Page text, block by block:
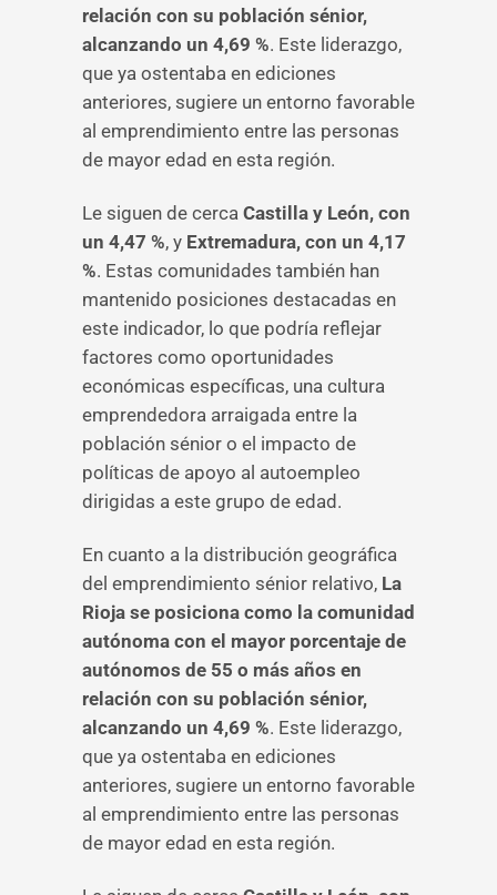
relación con su población sénior,
alcanzando un 4,69 %. Este liderazgo,
que ya ostentaba en ediciones
anteriores, sugiere un entorno favorable
al emprendimiento entre las personas
de mayor edad en esta región.
Le siguen de cerca Castilla y León, con
un 4,47 %, y Extremadura, con un 4,17
%. Estas comunidades también han
mantenido posiciones destacadas en
este indicador, lo que podría reflejar
factores como oportunidades
económicas específicas, una cultura
emprendedora arraigada entre la
población sénior o el impacto de
políticas de apoyo al autoempleo
dirigidas a este grupo de edad.
En cuanto a la distribución geográfica
del emprendimiento sénior relativo, La
Rioja se posiciona como la comunidad
autónoma con el mayor porcentaje de
autónomos de 55 o más años en
relación con su población sénior,
alcanzando un 4,69 %. Este liderazgo,
que ya ostentaba en ediciones
anteriores, sugiere un entorno favorable
al emprendimiento entre las personas
de mayor edad en esta región.